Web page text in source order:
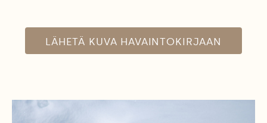
LÄHETÄ KUVA HAVAINTOKIRJAAN